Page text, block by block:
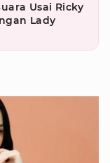
Usai Ricky
Lady